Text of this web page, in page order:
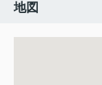
地図